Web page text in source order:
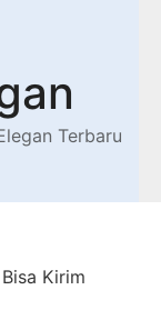
Terbaru
Kirim